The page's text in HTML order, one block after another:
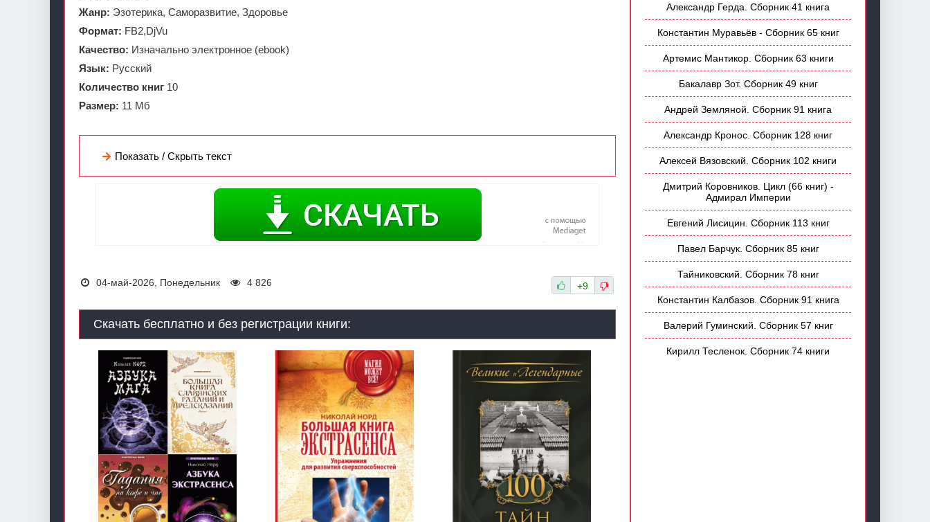
Жанр: Эзотерика, Саморазвитие, Здоровье
Формат: FB2,DjVu
Качество: Изначально электронное (ebook)
Язык: Русский
Количество книг 10
Размер: 11 Мб
Показать / Скрыть текст
04-май-2026, Понедельник 4 826 +9
Скачать бесплатно и без регистрации книги:
Александр Герда. Сборник 41 книга
Константин Муравьёв - Сборник 65 книг
Артемис Мантикор. Сборник 63 книги
Бакалавр Зот. Сборник 49 книг
Андрей Земляной. Сборник 91 книга
Александр Кронос. Сборник 128 книг
Алексей Вязовский. Сборник 102 книги
Дмитрий Коровников. Цикл (66 книг) -
Адмирал Империи
Евгений Лисицин. Сборник 113 книг
Павел Барчук. Сборник 85 книг
Тайниковский. Сборник 78 книг
Константин Калбазов. Сборник 91 книга
Валерий Гуминский. Сборник 57 книг
Кирилл Тесленок. Сборник 74 книги